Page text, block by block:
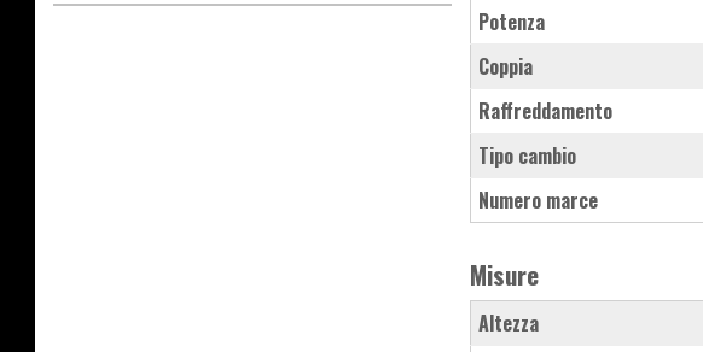
Potenza
Coppia
Raffreddamento
Tipo cambio
Numero marce
Misure
Altezza